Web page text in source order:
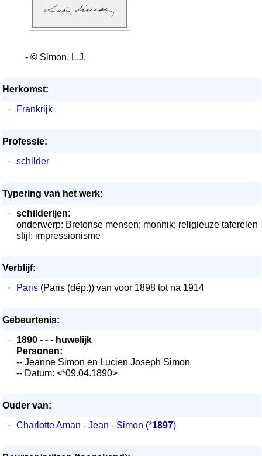
- © Simon, L.J.
Herkomst:
·
Frankrijk
Professie:
·
schilder
Typering van het werk:
·
schilderijen:
onderwerp: Bretonse mensen; monnik; religieuze taferelen
stijl: impressionisme
Verblijf:
·
Paris (Paris (dép.)) van voor 1898 tot na 1914
Gebeurtenis:
·
1890 - - - huwelijk
Personen:
-- Jeanne Simon en Lucien Joseph Simon
-- Datum: <*09.04.1890>
Ouder van:
·
Charlotte Aman - Jean - Simon (*1897)